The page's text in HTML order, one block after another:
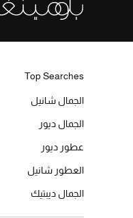
Top Searches
الجمال شانيل
الجمال ديور
عطور ديور
العطور شانيل
الجمال ديبتيك